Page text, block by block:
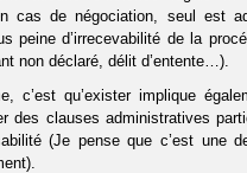
cas de négociation, seul est
peine d’irrecevabilité de la
non déclaré, délit d’entente…).
c’est qu’exister implique
des clauses administratives
(Je pense que c’est une